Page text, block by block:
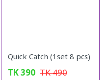
Quick Catch (1set 8 pcs)
TK390 TK490